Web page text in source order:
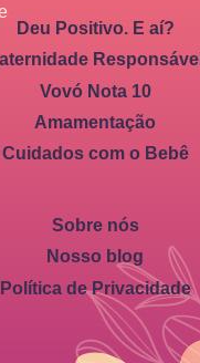
Deu Positivo. E aí?
Responsável
Vovó Nota 10
Amamentação
Cuidados com o Bebê
Sobre nós
Nosso blog
Política de Privacidade